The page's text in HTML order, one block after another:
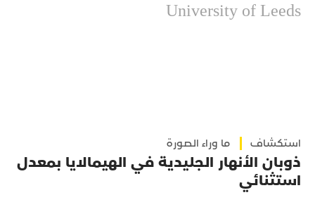
University of Leeds
استكشاف ما وراء الصورة
ذوبان الأنهار الجليدية في الهيمالايا بمعدل
استثنائي